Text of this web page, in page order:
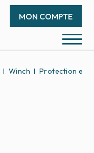
MON COMPTE
Winch Protection et